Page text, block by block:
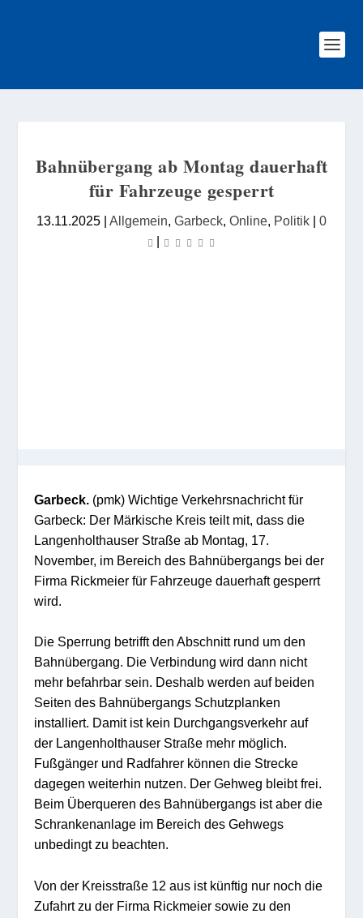
Bahnübergang ab Montag dauerhaft
für Fahrzeuge gesperrt
13.11.2025 | Allgemein, Garbeck, Online, Politik | 0
|
Garbeck. (pmk) Wichtige Verkehrsnachricht für
Garbeck: Der Märkische Kreis teilt mit, dass die
Langenholthauser Straße ab Montag, 17.
November, im Bereich des Bahnübergangs bei der
Firma Rickmeier für Fahrzeuge dauerhaft gesperrt
wird.
Die Sperrung betrifft den Abschnitt rund um den
Bahnübergang. Die Verbindung wird dann nicht
mehr befahrbar sein. Deshalb werden auf beiden
Seiten des Bahnübergangs Schutzplanken
installiert. Damit ist kein Durchgangsverkehr auf
der Langenholthauser Straße mehr möglich.
Fußgänger und Radfahrer können die Strecke
dagegen weiterhin nutzen. Der Gehweg bleibt frei.
Beim Überqueren des Bahnübergangs ist aber die
Schrankenanlage im Bereich des Gehwegs
unbedingt zu beachten.
Von der Kreisstraße 12 aus ist künftig nur noch die
Zufahrt zu der Firma Rickmeier sowie zu den